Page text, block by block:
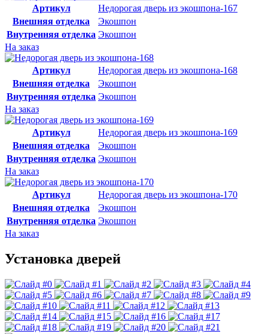
Артикул
Недорогая дверь из экошпона-167
Внешняя отделка
Экошпон
Внутренняя отделка Экошпон
На заказ
Артикул
Недорогая дверь из экошпона-168
Внешняя отделка
Экошпон
Внутренняя отделка Экошпон
На заказ
Артикул
Недорогая дверь из экошпона-169
Внешняя отделка
Экошпон
Внутренняя отделка Экошпон
На заказ
Артикул
Недорогая дверь из экошпона-170
Внешняя отделка
Экошпон
Внутренняя отделка Экошпон
На заказ
Установка дверей